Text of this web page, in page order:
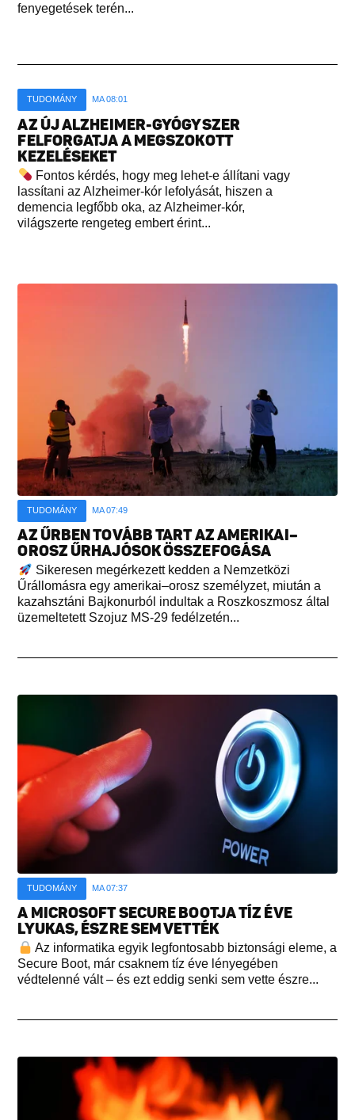
fenyegetések terén...
TUDOMÁNY MA 08:01
AZ ÚJ ALZHEIMER-GYÓGYSZER
FELFORGATJA A MEGSZOKOTT
KEZELÉSEKET
Fontos kérdés, hogy meg lehet-e állítani vagy
lassítani az Alzheimer-kór lefolyását, hiszen a
demencia legfőbb oka, az Alzheimer-kór,
világszerte rengeteg embert érint...
TUDOMÁNY MA 07:49
AZ ŰRBEN TOVÁBB TART AZ AMERIKAI–
OROSZ ŰRHAJÓSOK ÖSSZEFOGÁSA
Sikeresen megérkezett kedden a Nemzetközi
Űrállomásra egy amerikai–orosz személyzet, miután a
kazahsztáni Bajkonurból indultak a Roszkoszmosz által
üzemeltetett Szojuz MS-29 fedélzetén...
TUDOMÁNY MA 07:37
A MICROSOFT SECURE BOOTJA TÍZ ÉVE
LYUKAS, ÉSZRE SEM VETTÉK
Az informatika egyik legfontosabb biztonsági eleme, a
Secure Boot, már csaknem tíz éve lényegében
védtelenné vált – és ezt eddig senki sem vette észre...